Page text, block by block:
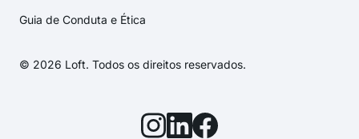
Guia de Conduta e Ética
© 2026 Loft. Todos os direitos reservados.